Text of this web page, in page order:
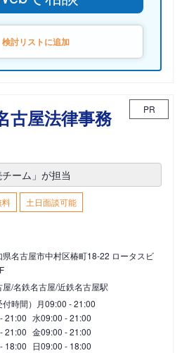
検討リストに追加
古屋法律事務
PR
ーム」が担当
料
土日面談可能
県名古屋市中村区椿町18-22 ロータスビ
屋/名鉄名古屋/近鉄名古屋駅
付時間） 月09:00 - 21:00
21:00 水09:00 - 21:00
21:00 金09:00 - 21:00
18:00 日09:00 - 18:00